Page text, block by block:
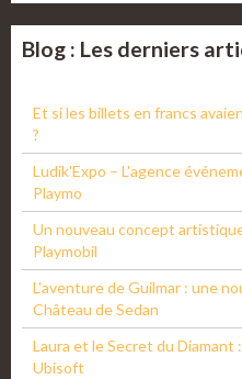
Blog : Les derniers
Et si les billets en francs
?
Ludik'Expo – L'agence
Playmo
Un nouveau concept
Playmobil
L'aventure de Guilmar : une
Château de Sedan
Laura et le Secret du Diamant
Ubisoft